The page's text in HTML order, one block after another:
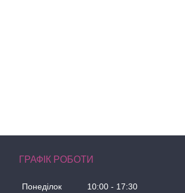
ГРАФІК РОБОТИ
Понеділок 10:00 17:30